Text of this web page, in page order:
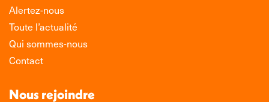
Alertez-nous
Toute l’actualité
Qui sommes-nous
Contact
Nous rejoindre